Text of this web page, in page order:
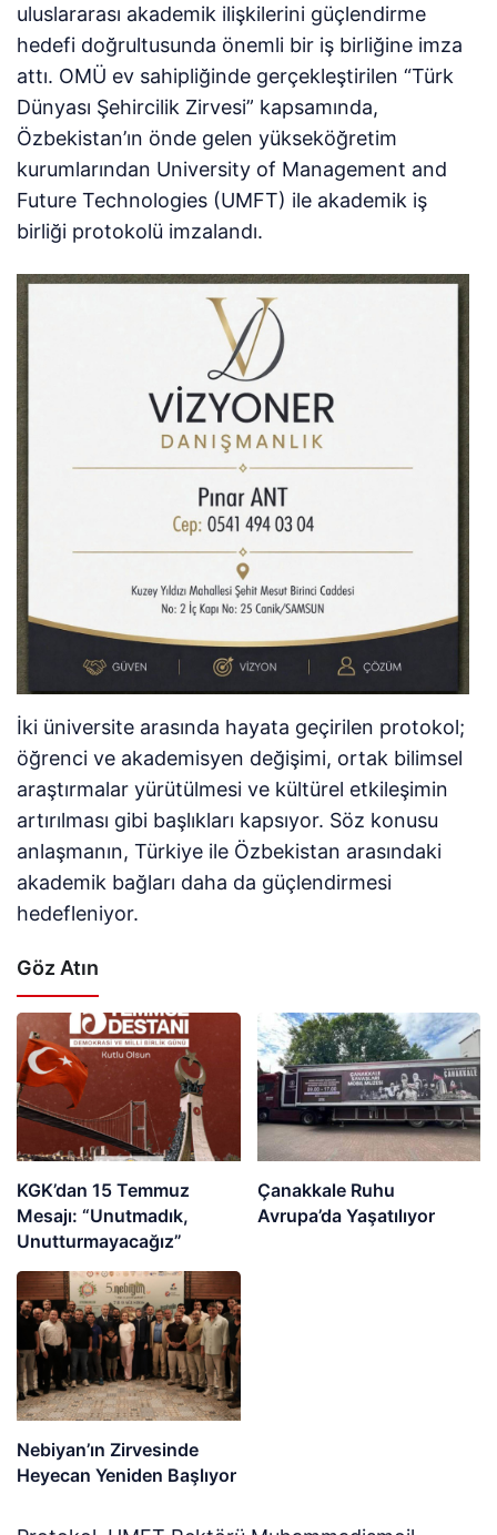
uluslararası akademik ilişkilerini güçlendirme
hedefi doğrultusunda önemli bir iş birliğine imza
attı. OMÜ ev sahipliğinde gerçekleştirilen “Türk
Dünyası Şehircilik Zirvesi” kapsamında,
Özbekistan’ın önde gelen yükseköğretim
kurumlarından University of Management and
Future Technologies (UMFT) ile akademik iş
birliği protokolü imzalandı.
İki üniversite arasında hayata geçirilen protokol;
öğrenci ve akademisyen değişimi, ortak bilimsel
araştırmalar yürütülmesi ve kültürel etkileşimin
artırılması gibi başlıkları kapsıyor. Söz konusu
anlaşmanın, Türkiye ile Özbekistan arasındaki
akademik bağları daha da güçlendirmesi
hedefleniyor.
Göz Atın
KGK’dan 15 Temmuz
Mesajı: “Unutmadık,
Unutturmayacağız”
Çanakkale Ruhu
Avrupa’da Yaşatılıyor
Nebiyan’ın Zirvesinde
Heyecan Yeniden Başlıyor